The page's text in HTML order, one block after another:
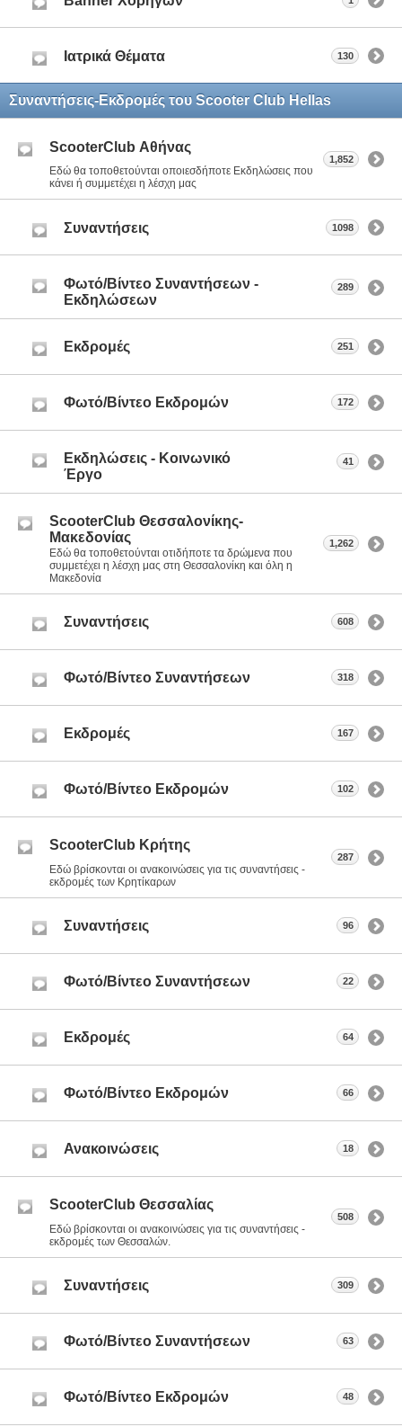
Ιατρικά Θέματα 130
Συναντήσεις-Εκδρομές του Scooter Club Hellas
ScooterClub Αθήνας
Εδώ θα τοποθετούνται οποιεσδήποτε Εκδηλώσεις που
κάνει ή συμμετέχει η λέσχη μας
1,852
Συναντήσεις 1098
Φωτό/Βίντεο Συναντήσεων -
Εκδηλώσεων
289
Εκδρομές 251
Φωτό/Βίντεο Εκδρομών 172
Εκδηλώσεις - Κοινωνικό
Έργο
41
ScooterClub Θεσσαλονίκης-
Μακεδονίας
Εδώ θα τοποθετούνται οτιδήποτε τα δρώμενα που
συμμετέχει η λέσχη μας στη Θεσσαλονίκη και όλη η
Μακεδονία
1,262
Συναντήσεις 608
Φωτό/Βίντεο Συναντήσεων 318
Εκδρομές 167
Φωτό/Βίντεο Εκδρομών 102
ScooterClub Κρήτης
Εδώ βρίσκονται οι ανακοινώσεις για τις συναντήσεις -
εκδρομές των Κρητίκαρων
287
Συναντήσεις 96
Φωτό/Βίντεο Συναντήσεων 22
Εκδρομές 64
Φωτό/Βίντεο Εκδρομών 66
Ανακοινώσεις 18
ScooterClub Θεσσαλίας
Εδώ βρίσκονται οι ανακοινώσεις για τις συναντήσεις -
εκδρομές των Θεσσαλών.
508
Συναντήσεις 309
Φωτό/Βίντεο Συναντήσεων 63
Φωτό/Βίντεο Εκδρομών 48